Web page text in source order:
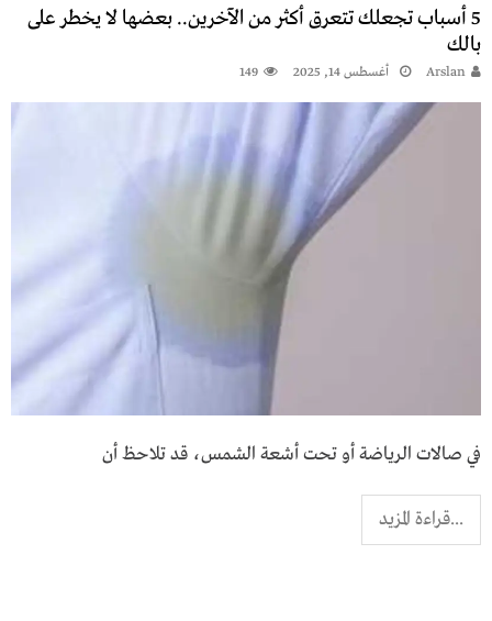
5 أسباب تجعلك تتعرق أكثر من الآخرين.. بعضها لا يخطر على
بالك
Arslan أغسطس 14, 2025 149
في صالات الرياضة أو تحت أشعة الشمس، قد تلاحظ أن
...قراءة المزيد